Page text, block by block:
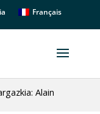
Français
Alain